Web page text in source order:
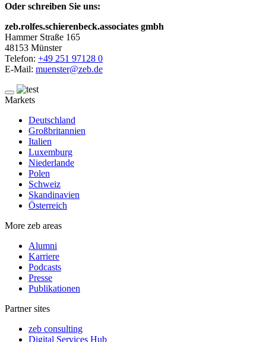
Oder schreiben Sie uns:
zeb.rolfes.schierenbeck.associates gmbh
Hammer Straße 165
48153 Münster
Telefon: +49 251 97128 0
E-Mail: muenster@zeb.de
Markets
Deutschland
Großbritannien
Italien
Luxemburg
Niederlande
Polen
Schweiz
Skandinavien
Österreich
More zeb areas
Alumni
Karriere
Podcasts
Presse
Publikationen
Partner sites
zeb consulting
Digital Services Hub